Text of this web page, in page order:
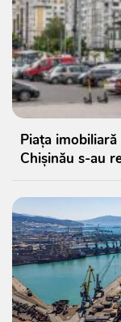
Piața
Chișinău s-au